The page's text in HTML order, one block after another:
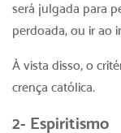
será julgada para
perdoada, ou ir ao
À vista disso, o
crença católica.
2- Espiritismo